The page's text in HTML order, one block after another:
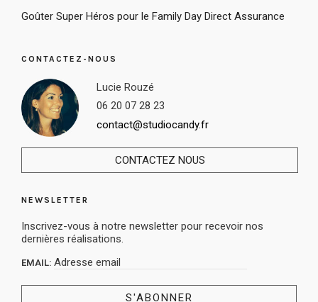
Goûter Super Héros pour le Family Day Direct Assurance
CONTACTEZ-NOUS
Lucie Rouzé
06 20 07 28 23
contact@studiocandy.fr
CONTACTEZ NOUS
NEWSLETTER
Inscrivez-vous à notre newsletter pour recevoir nos
dernières réalisations.
EMAIL: